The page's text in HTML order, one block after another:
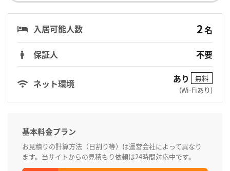
入居可能人数 2名
保証人
不要
ネット環境 あり
無料
(Wi-Fiあり)
基本料金プラン
お見積りの計算方法（日割り等）は運営会社によって異なり
ます。当サイトからの見積もり依頼は24時間対応中です。